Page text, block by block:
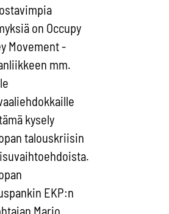
on Occupy
Movement -
mm.
kysely
talouskriisin
EKP:n
Mario